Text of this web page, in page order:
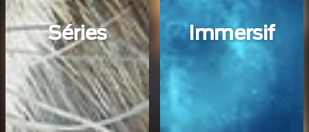
Séries Immersif